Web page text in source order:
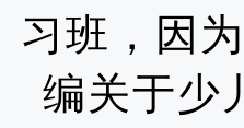
习班，因
编关于少